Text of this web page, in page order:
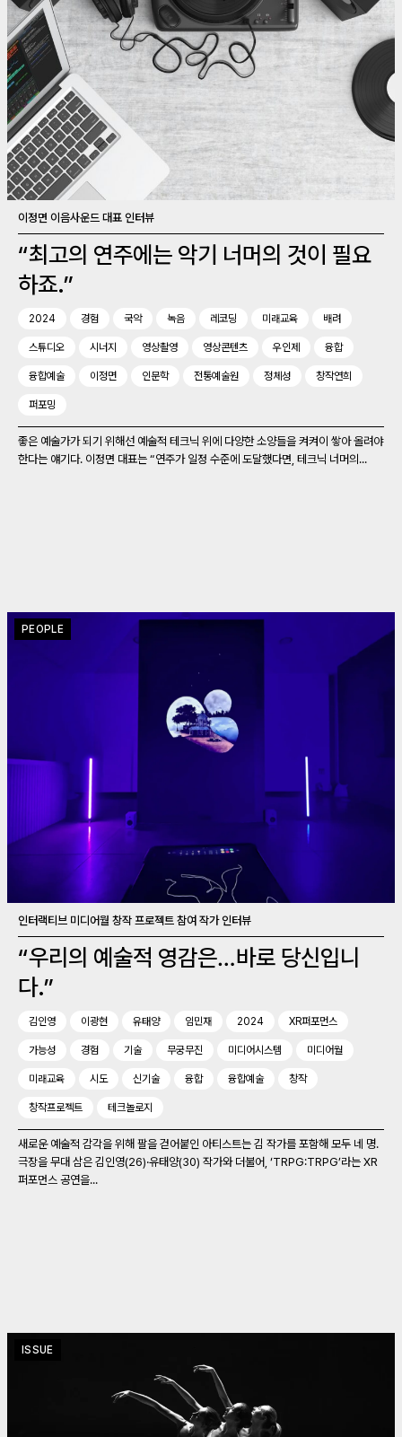
이정면 이음사운드 대표 인터뷰
“최고의 연주에는 악기 너머의 것이 필요
하죠.”
2024 경험 국악 녹음 레코딩 미래교육 배려
스튜디오 시너지 영상촬영 영상콘텐츠 우인제 융합
융합예술 이정면 인문학 전통예술원 정체성 창작연희
퍼포밍
좋은 예술가가 되기 위해선 예술적 테크닉 위에 다양한 소양들을 켜켜이 쌓아 올려야
한다는 얘기다. 이정면 대표는 “연주가 일정 수준에 도달했다면, 테크닉 너머의...
PEOPLE
인터랙티브 미디어월 창작 프로젝트 참여 작가 인터뷰
“우리의 예술적 영감은…바로 당신입니
다.”
김인영 이광현 유태양 임민재 2024 XR퍼포먼스
가능성 경험 기술 무궁무진 미디어시스템 미디어월
미래교육 시도 신기술 융합 융합예술 창작
창작프로젝트 테크놀로지
새로운 예술적 감각을 위해 팔을 걷어붙인 아티스트는 김 작가를 포함해 모두 네 명.
극장을 무대 삼은 김인영(26)‧유태양(30) 작가와 더불어, ‘TRPG:TRPG’라는 XR
퍼포먼스 공연을...
ISSUE